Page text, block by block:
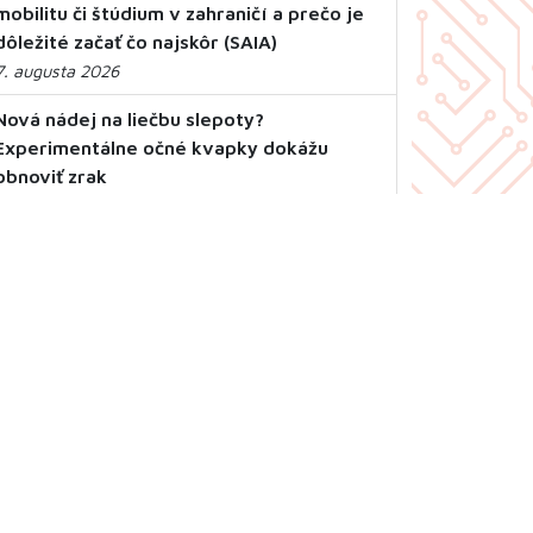
či štúdium v zahraničí a prečo je
začať čo najskôr (SAIA)
augusta 2026
nádej na liečbu slepoty?
očné kvapky dokážu
zrak